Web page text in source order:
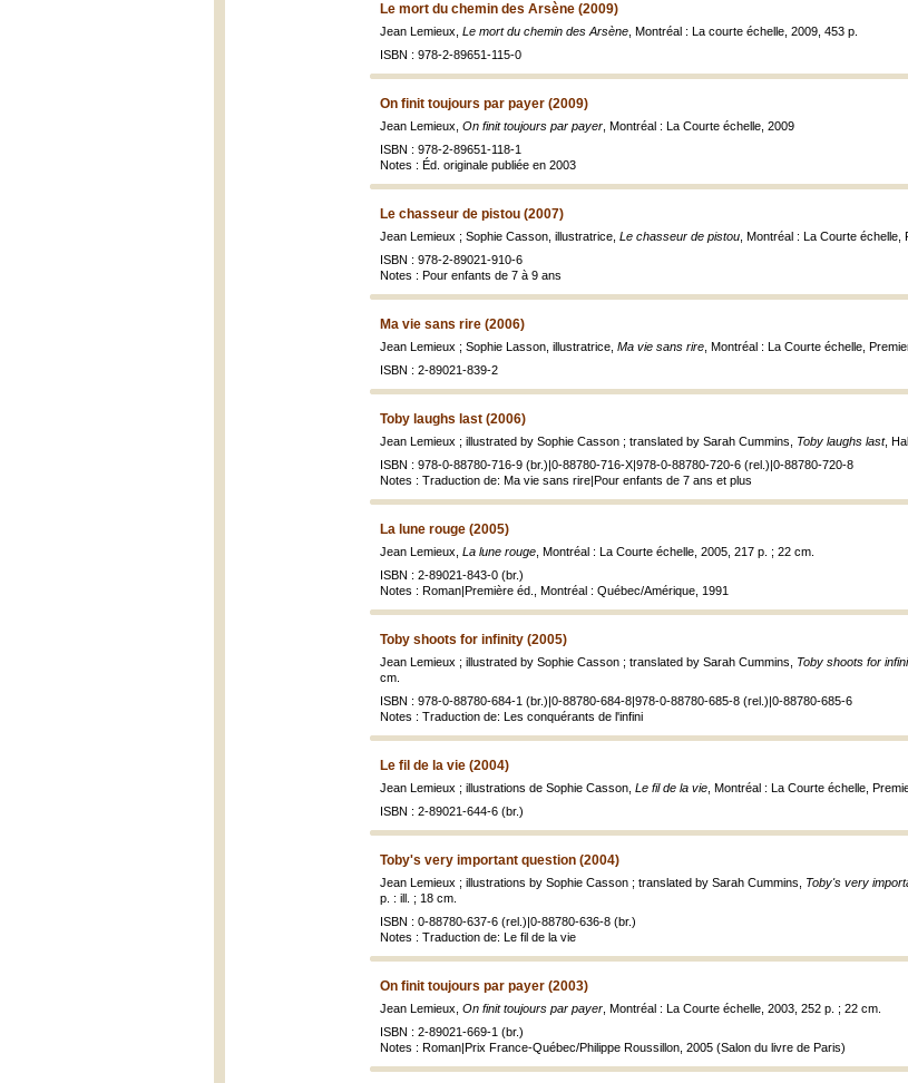
Le mort du chemin des Arsène (2009)
Jean Lemieux, Le mort du chemin des Arsène , Montréal : La courte échelle, 2009, 453 p.
ISBN : 978-2-89651-115-0
On finit toujours par payer (2009)
Jean Lemieux, On finit toujours par payer , Montréal : La Courte échelle, 2009
ISBN : 978-2-89651-118-1
Notes : Éd. originale publiée en 2003
Le chasseur de pistou (2007)
Jean Lemieux ; Sophie Casson, illustratrice, Le chasseur de pistou , Montréal : La Courte
ISBN : 978-2-89021-910-6
Notes : Pour enfants de 7 à 9 ans
Ma vie sans rire (2006)
Jean Lemieux ; Sophie Lasson, illustratrice, Ma vie sans rire , Montréal : La Courte échelle,
ISBN : 2-89021-839-2
Toby laughs last (2006)
Jean Lemieux ; illustrated by Sophie Casson ; translated by Sarah Cummins, Toby laughs last,
ISBN : 978-0-88780-716-9 (br.)|0-88780-716-X|978-0-88780-720-6 (rel.)|0-88780-720-8
Notes : Traduction de: Ma vie sans rire|Pour enfants de 7 ans et plus
La lune rouge (2005)
Jean Lemieux, La lune rouge , Montréal : La Courte échelle, 2005, 217 p. ; 22 cm.
ISBN : 2-89021-843-0 (br.)
Notes : Roman|Première éd., Montréal : Québec/Amérique, 1991
Toby shoots for infinity (2005)
Jean Lemieux ; illustrated by Sophie Casson ; translated by Sarah Cummins, Toby shoots for
cm.
ISBN : 978-0-88780-684-1 (br.)|0-88780-684-8|978-0-88780-685-8 (rel.)|0-88780-685-6
Notes : Traduction de: Les conquérants de l'infini
Le fil de la vie (2004)
Jean Lemieux ; illustrations de Sophie Casson, Le fil de la vie , Montréal : La Courte échelle,
ISBN : 2-89021-644-6 (br.)
Toby's very important question (2004)
Jean Lemieux ; illustrations by Sophie Casson ; translated by Sarah Cummins, Toby's very
p. : ill. ; 18 cm.
ISBN : 0-88780-637-6 (rel.)|0-88780-636-8 (br.)
Notes : Traduction de: Le fil de la vie
On finit toujours par payer (2003)
Jean Lemieux, On finit toujours par payer , Montréal : La Courte échelle, 2003, 252 p. ; 22 cm.
ISBN : 2-89021-669-1 (br.)
Notes : Roman|Prix France-Québec/Philippe Roussillon, 2005 (Salon du livre de Paris)